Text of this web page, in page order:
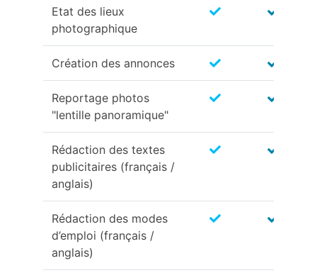
Etat des lieux
photographique
Création des annonces
Reportage photos
"lentille panoramique"
Rédaction des textes
publicitaires (français /
anglais)
Rédaction des modes
d’emploi (français /
anglais)